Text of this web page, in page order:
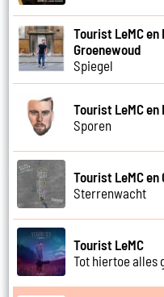
Tourist LeMC en
Groenewoud
Spiegel
Tourist LeMC
Sporen
Tourist LeMC en
Sterrenwacht
Tourist LeMC
Tot hiertoe alles